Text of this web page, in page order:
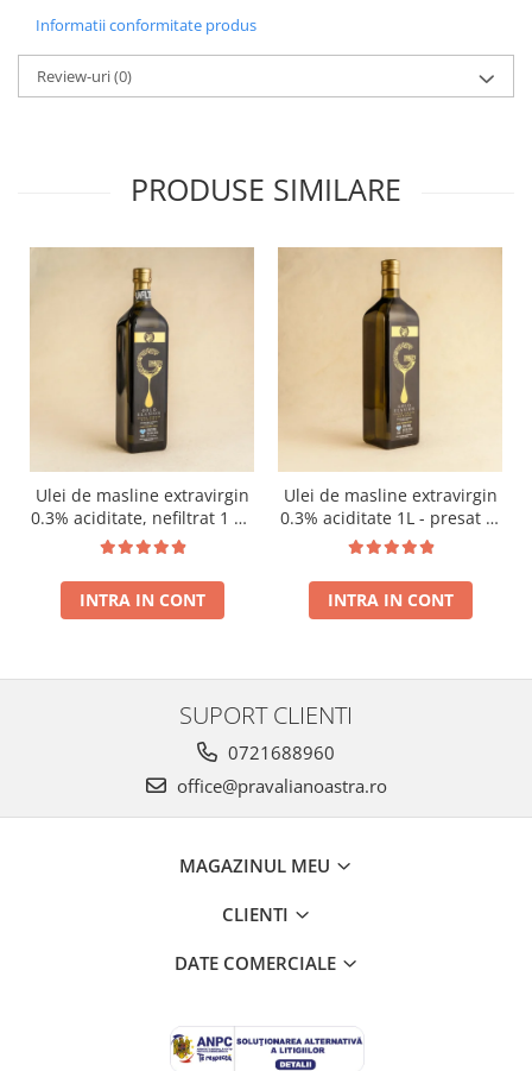
Informatii conformitate produs
Review-uri(0)
PRODUSE SIMILARE
Ulei de masline extravirgin
0.3% aciditate, nefiltrat 1 L -
presat la rece RECOLTA
INTRA IN CONT
Ulei de masline extravirgin
0.3% aciditate 1L - presat la
rece RECOLTA NOUA
INTRA IN CONT
SUPORT CLIENTI
0721688960
office@pravalianoastra.ro
MAGAZINUL MEU
CLIENTI
DATE COMERCIALE